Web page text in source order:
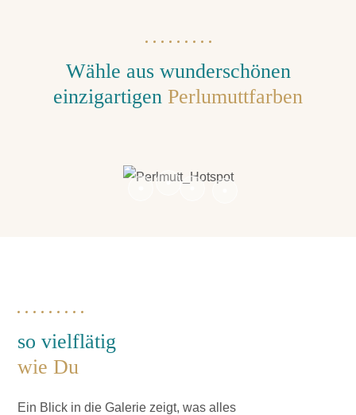
Wähle aus wunderschönen
einzigartigen Perlumuttfarben
so vielflätig
wie Du
Ein Blick in die Galerie zeigt, was alles